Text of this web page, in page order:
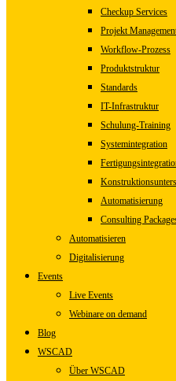
Checkup Services
Projekt
Workflow-Prozess
Produktstruktur
Standards
IT-Infrastruktur
Schulung-Training
Systemintegration
Automatisierung
Consulting
Automatisieren
Digitalisierung
Events
Live Events
Webinare on demand
Blog
WSCAD
Über WSCAD